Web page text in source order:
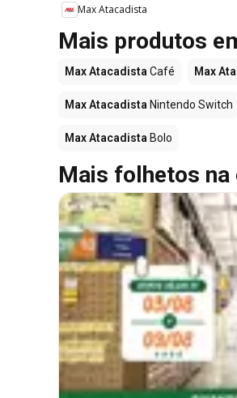
Max Atacadista
Mais produtos
Max Atacadista Café Max
Max Atacadista Nintendo Switch
Max Atacadista Bolo
Mais folhetos na